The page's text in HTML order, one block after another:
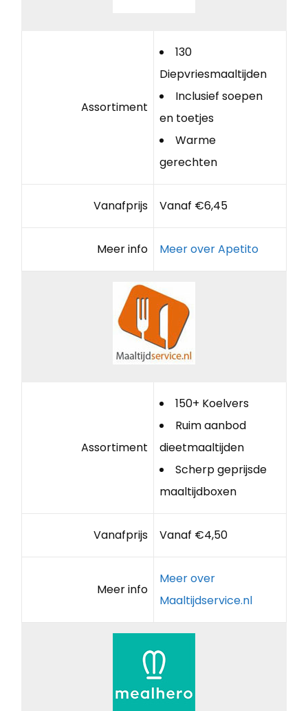
Assortiment
130
Diepvriesmaaltijden
Inclusief soepen
en toetjes
Warme
gerechten
Vanafprijs Vanaf €6,45
Meer info Meer over Apetito
Assortiment
150+ Koelvers
Ruim aanbod
dieetmaaltijden
Scherp geprijsde
maaltijdboxen
Vanafprijs Vanaf €4,50
Meer info
Meer over
Maaltijdservice.nl